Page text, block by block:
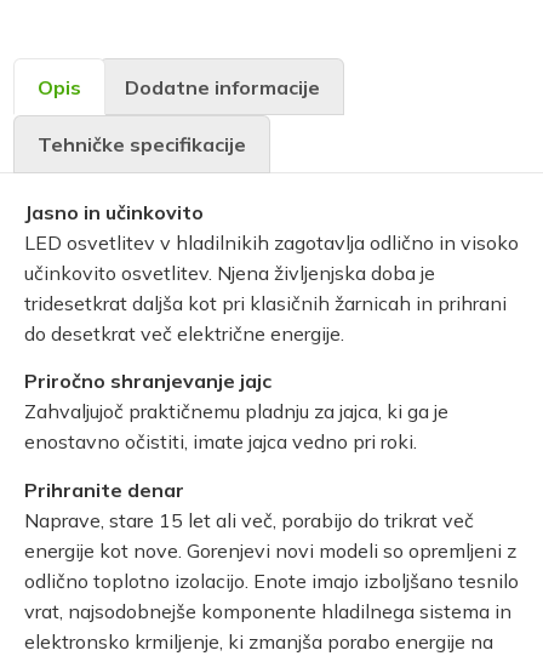
Opis Dodatne informacije
Tehničke specifikacije
Jasno in učinkovito
LED osvetlitev v hladilnikih zagotavlja odlično in visoko
učinkovito osvetlitev. Njena življenjska doba je
tridesetkrat daljša kot pri klasičnih žarnicah in prihrani
do desetkrat več električne energije.
Priročno shranjevanje jajc
Zahvaljujoč praktičnemu pladnju za jajca, ki ga je
enostavno očistiti, imate jajca vedno pri roki.
Prihranite denar
Naprave, stare 15 let ali več, porabijo do trikrat več
energije kot nove. Gorenjevi novi modeli so opremljeni z
odlično toplotno izolacijo. Enote imajo izboljšano tesnilo
vrat, najsodobnejše komponente hladilnega sistema in
elektronsko krmiljenje, ki zmanjša porabo energije na